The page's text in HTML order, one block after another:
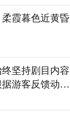
霞暮色近黄昏
坚持剧目内容
游客反馈动态